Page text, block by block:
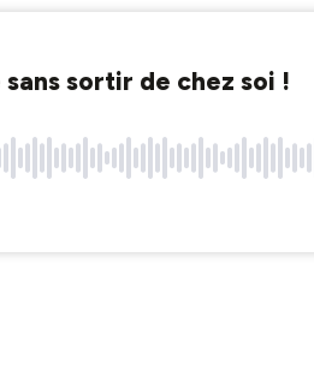
sortir de chez soi !